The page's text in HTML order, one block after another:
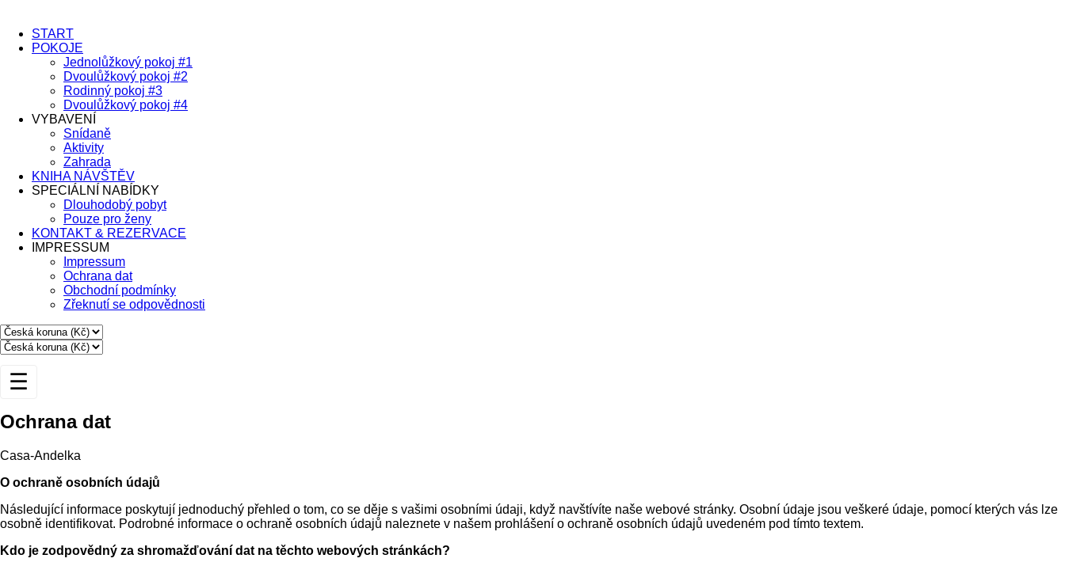
START
POKOJE
Jednolůžkový pokoj #1
Dvoulůžkový pokoj #2
Rodinný pokoj #3
Dvoulůžkový pokoj #4
VYBAVENÍ
Snídaně
Aktivity
Zahrada
KNIHA NÁVŠTĚV
SPECIÁLNÍ NABÍDKY
Dlouhodobý pobyt
Pouze pro ženy
KONTAKT & REZERVACE
IMPRESSUM
Impressum
Ochrana dat
Obchodní podmínky
Zřeknutí se odpovědnosti
☰
Ochrana dat
Casa-Andelka
O ochraně osobních údajů
Následující informace poskytují jednoduchý přehled o tom, co se děje s vašimi osobními údaji, když navštívíte naše webové stránky. Osobní údaje jsou veškeré údaje, pomocí kterých vás lze
osobně identifikovat. Podrobné informace o ochraně osobních údajů naleznete v našem prohlášení o ochraně osobních údajů uvedeném pod tímto textem.
Kdo je zodpovědný za shromažďování dat na těchto webových stránkách?